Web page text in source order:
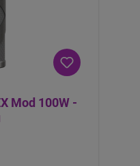
Mod 100W -